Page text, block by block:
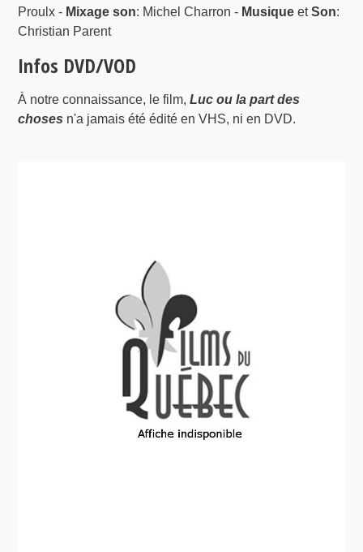
Proulx - Mixage son: Michel Charron - Musique etSon:
Christian Parent
Infos DVD/VOD
À notre connaissance, le film,Luc ou la part des
choses n'a jamais été édité en VHS, ni en DVD.